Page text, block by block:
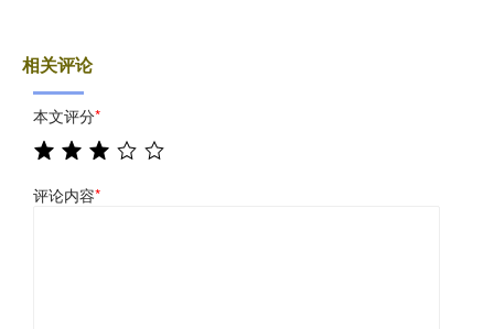
相关评论
本文评分*
评论内容*